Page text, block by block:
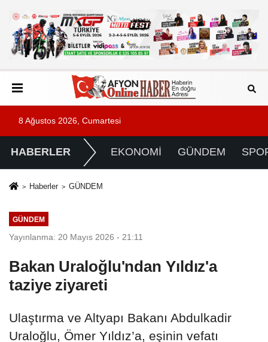
8 Ağustos 2026, Cumartesi
HABERLER EKONOMİ GÜNDEM
Haberler GÜNDEM
GÜNDEM
Yayınlanma: 20 Mayıs 2026 - 21:11
Bakan Uraloğlu'ndan Yıldız'a
taziye ziyareti
Ulaştırma ve Altyapı Bakanı Abdulkadir
Uraloğlu, Ömer Yıldız’a, eşinin vefatı